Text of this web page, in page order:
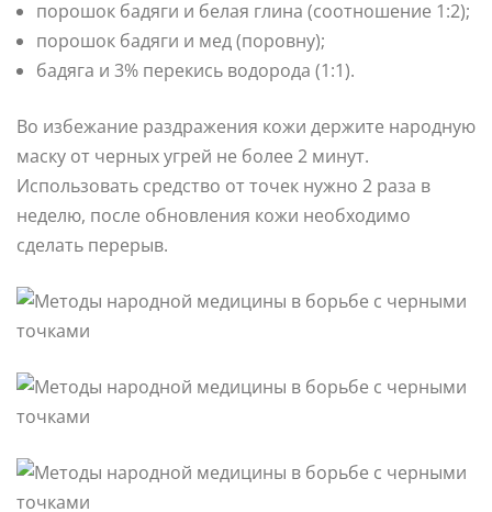
порошок бадяги и белая глина (соотношение 1:2);
порошок бадяги и мед (поровну);
бадяга и 3% перекись водорода (1:1).
Во избежание раздражения кожи держите народную
маску от черных угрей не более 2 минут.
Использовать средство от точек нужно 2 раза в
неделю, после обновления кожи необходимо
сделать перерыв.